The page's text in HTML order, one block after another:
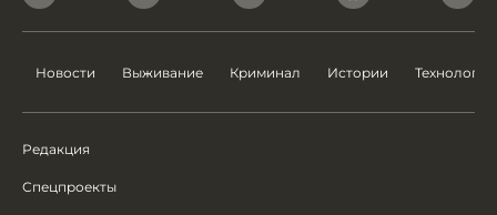
Новости Выживание Криминал Истории Технологии
Редакция
Спецпроекты